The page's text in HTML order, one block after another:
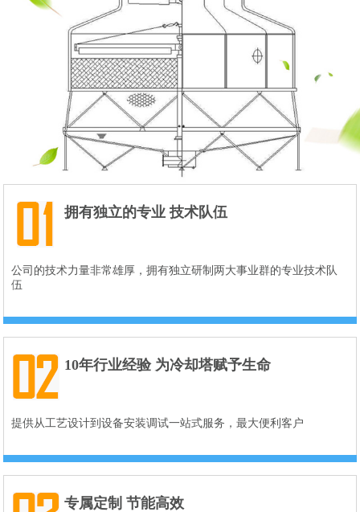
拥有独立的专业 技术队伍
公司的技术力量非常雄厚，拥有独立研制两大事业群的专业技术队
伍
10年行业经验 为冷却塔赋予生命
提供从工艺设计到设备安装调试一站式服务，最大便利客户
专属定制 节能高效